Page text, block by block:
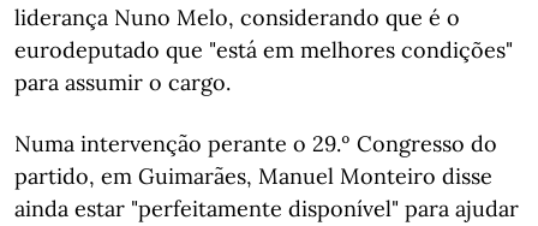
liderança Nuno Melo, considerando que é o
eurodeputado que "está em melhores condições"
para assumir o cargo.
Numa intervenção perante o 29.º Congresso do
partido, em Guimarães, Manuel Monteiro disse
ainda estar "perfeitamente disponível" para ajudar